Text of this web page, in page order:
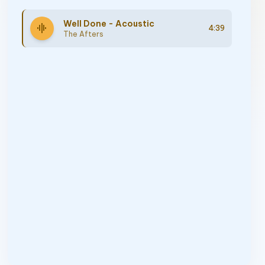
graphic_eq Well Done - Acoustic
The Afters
4:39